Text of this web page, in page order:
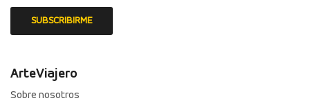
ArteViajero
Sobre nosotros